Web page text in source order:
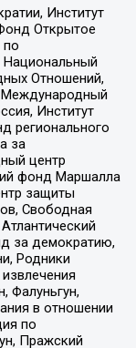
Институт
Открытое
Национальный
Отношений,
Международный
Институт
регионального
за
центр
фонд Маршалла
защиты
Свободная
за демократию,
Родники
Фалуньгун,
в отношении
по
Пражский